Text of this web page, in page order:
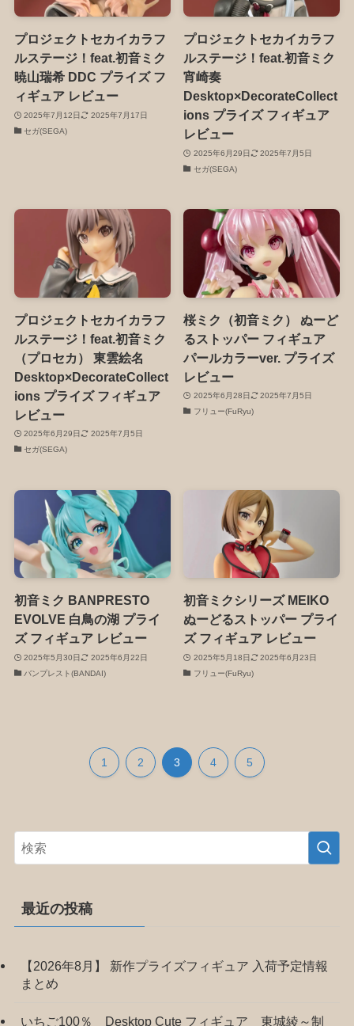
プロジェクトセカイカラフ
ルステージ！feat.初音ミク
暁山瑞希 DDC プライズ フ
ィギュア レビュー
2025年7月12日
2025年7月17日
セガ(SEGA)
プロジェクトセカイカラフ
ルステージ！feat.初音ミク
宵崎奏
Desktop×DecorateCollect
ions プライズ フィギュア
レビュー
2025年6月29日
2025年7月5日
セガ(SEGA)
プロジェクトセカイカラフ
ルステージ！feat.初音ミク
（プロセカ） 東雲絵名
Desktop×DecorateCollect
ions プライズ フィギュア
レビュー
2025年6月29日
2025年7月5日
セガ(SEGA)
桜ミク（初音ミク） ぬーど
るストッパー フィギュア
パールカラーver. プライズ
レビュー
2025年6月28日
2025年7月5日
フリュー(FuRyu)
初音ミク BANPRESTO
EVOLVE 白鳥の湖 プライ
ズ フィギュア レビュー
2025年5月30日
2025年6月22日
バンプレスト(BANDAI)
初音ミクシリーズ MEIKO
ぬーどるストッパー プライ
ズ フィギュア レビュー
2025年5月18日
2025年6月23日
フリュー(FuRyu)
1 2 3 4 5
最近の投稿
【2026年8月】 新作プライズフィギュア 入荷予定情報
まとめ
いちご100％ Desktop Cute フィギュア 東城綾～制